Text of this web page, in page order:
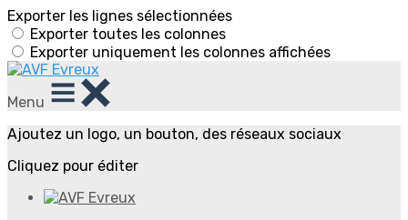
Exporter les lignes sélectionnées
Exporter toutes les colonnes
Exporter uniquement les colonnes affichées
Menu
Ajoutez un logo, un bouton, des réseaux sociaux
Cliquez pour éditer